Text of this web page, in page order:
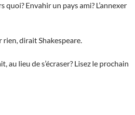
Envahir un pays ami? L’annexer
dirait Shakespeare.
au lieu de s’écraser? Lisez le prochain